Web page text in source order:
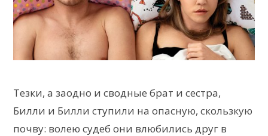
Тезки, а заодно и сводные брат и сестра,
Билли и Билли ступили на опасную, скользкую
почву: волею судеб они влюбились друг в